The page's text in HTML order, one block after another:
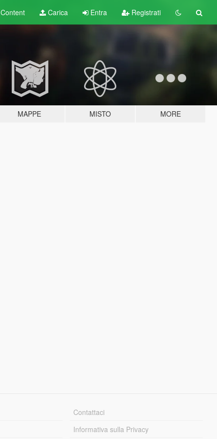
Content Carica Entra Registrati
MAPPE MISTO MORE
Contattaci
Informativa sulla Privacy